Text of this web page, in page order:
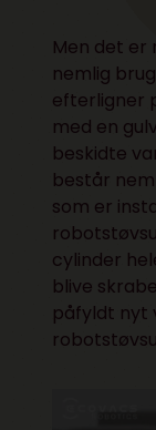
Men det er
nemlig
efterligner
med en
beskidte
består
som er
cylinder
blive
påfyldt nyt